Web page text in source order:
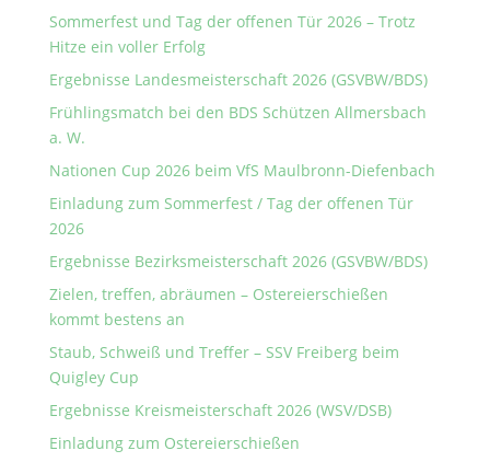
Sommerfest und Tag der offenen Tür 2026 – Trotz
Hitze ein voller Erfolg
Ergebnisse Landesmeisterschaft 2026 (GSVBW/BDS)
Frühlingsmatch bei den BDS Schützen Allmersbach
a. W.
Nationen Cup 2026 beim VfS Maulbronn-Diefenbach
Einladung zum Sommerfest / Tag der offenen Tür
2026
Ergebnisse Bezirksmeisterschaft 2026 (GSVBW/BDS)
Zielen, treffen, abräumen – Ostereierschießen
kommt bestens an
Staub, Schweiß und Treffer – SSV Freiberg beim
Quigley Cup
Ergebnisse Kreismeisterschaft 2026 (WSV/DSB)
Einladung zum Ostereierschießen